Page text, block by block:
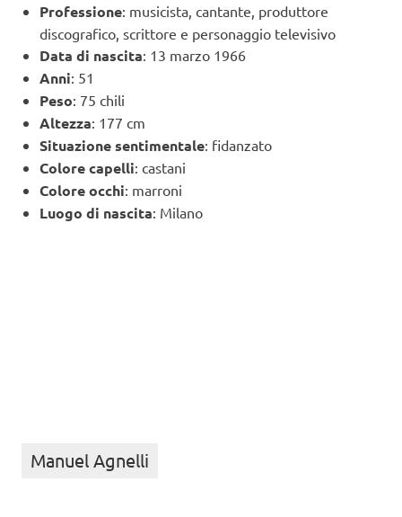
Professione: musicista, cantante, produttore
discografico, scrittore e personaggio televisivo
Data di nascita: 13 marzo 1966
Anni: 51
Peso: 75 chili
Altezza: 177 cm
Situazione sentimentale: fidanzato
Colore capelli: castani
Colore occhi: marroni
Luogo di nascita: Milano
Manuel Agnelli